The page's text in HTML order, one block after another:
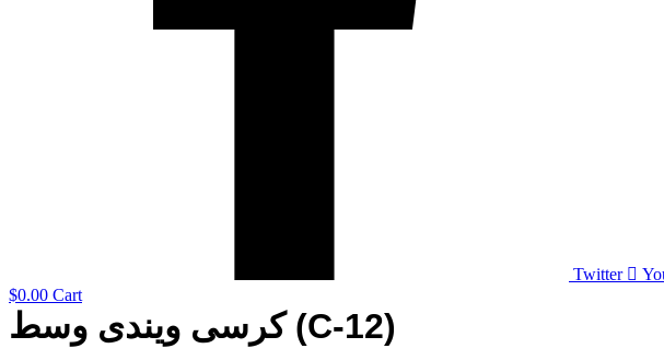
Twitter
$0.00 Cart
كرسى ويندى وسط (C-12)